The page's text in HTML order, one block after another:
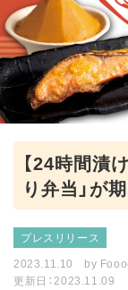
【24時間漬
り弁当」が
プレスリリース
2023.11.10
by
更新日：2023.11.09